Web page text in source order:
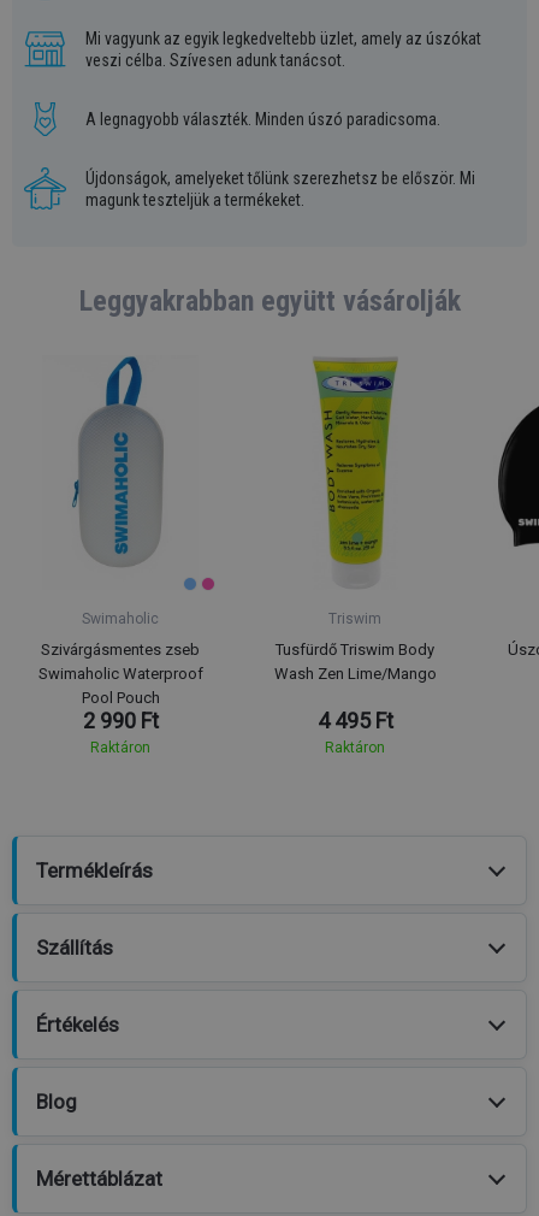
Mi vagyunk az egyik legkedveltebb üzlet, amely az úszókat
veszi célba. Szívesen adunk tanácsot.
A legnagyobb választék. Minden úszó paradicsoma.
Újdonságok, amelyeket tőlünk szerezhetsz be először. Mi
magunk teszteljük a termékeket.
Leggyakrabban együtt vásárolják
Swimaholic
Szivárgásmentes zseb
Swimaholic Waterproof
Pool Pouch
2 990 Ft
Raktáron
Triswim
Tusfürdő Triswim Body
Wash Zen Lime/Mango
4 495 Ft
Raktáron
Termékleírás
Szállítás
Értékelés
Blog
Mérettáblázat